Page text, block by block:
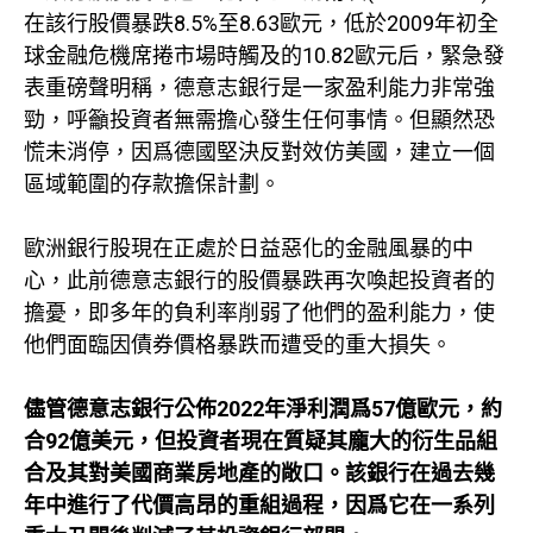
在該行股價暴跌8.5%至8.63歐元，低於2009年初全
球金融危機席捲市場時觸及的10.82歐元后，緊急發
表重磅聲明稱，德意志銀行是一家盈利能力非常強
勁，呼籲投資者無需擔心發生任何事情。但顯然恐
慌未消停，因爲德國堅決反對效仿美國，建立一個
區域範圍的存款擔保計劃。
歐洲銀行股現在正處於日益惡化的金融風暴的中
心，此前德意志銀行的股價暴跌再次喚起投資者的
擔憂，即多年的負利率削弱了他們的盈利能力，使
他們面臨因債券價格暴跌而遭受的重大損失。
儘管德意志銀行公佈2022年淨利潤爲57億歐元，約
合92億美元，但投資者現在質疑其龐大的衍生品組
合及其對美國商業房地產的敞口。該銀行在過去幾
年中進行了代價高昂的重組過程，因爲它在一系列